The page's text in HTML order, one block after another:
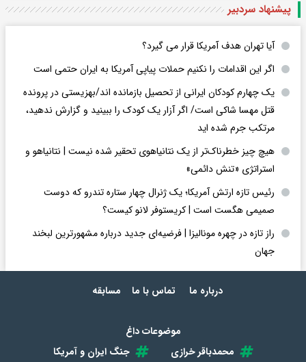
پیشنهاد سردبیر
آیا تهران هدف آمریکا قرار می گیرد؟
اگر این اقدامات را نکنیم حملات پیاپی آمریکا به ایران حتمی است
یک چهارم کودکان ایرانی از تحصیل بازمانده اند/بهزیستی در پرونده
قتل مهسا شاکی است/ اگر آزار یک کودک را ببینید و گزارش ندهید،
مرتکب جرم شده اید
هیچ چیز خطرناک‌تر از یک نتانیاهوی تحقیر شده نیست | نتانیاهو و
استراتژی «تنش دائمی»
رئیس تازه ارتش آمریکا؛ یک ژنرال چهار ستاره تندرو که دوست
صمیمی هگست است | کریستوفر لانو کیست؟
راز تازه در چهره مونالیزا | فرضیه‌ای جدید درباره مشهورترین لبخند
جهان
درباره ما تماس با ما مسابقه
موضوعات داغ
محمدباقر خرازی
جنگ ایران و آمریکا